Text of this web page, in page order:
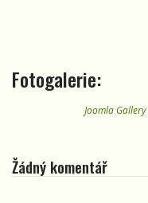
Fotogalerie:
Joomla Gallery
Žádný komentář